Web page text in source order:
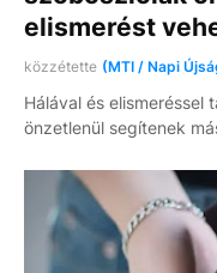
elismerést
közzétette (MTI / Napi
Hálával és
önzetlenül segítenek